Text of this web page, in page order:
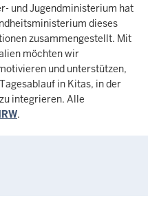
und Jugendministerium hat
dieses
zusammengestellt. Mit
möchten wir
und unterstützen,
in Kitas, in der
integrieren. Alle
.